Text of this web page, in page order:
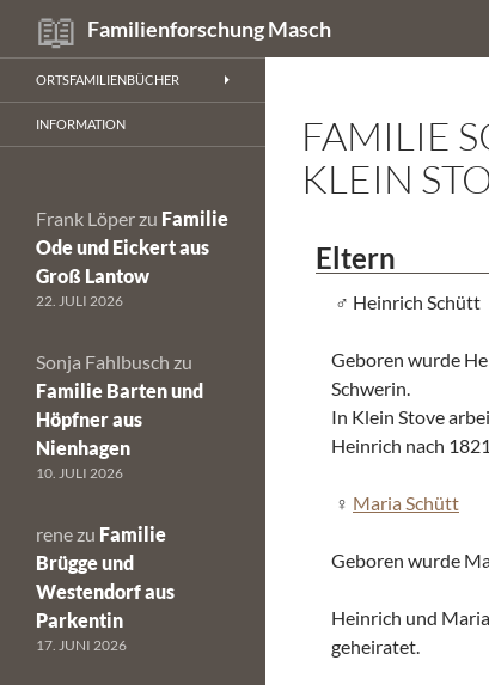
Inhalt
springen
Familienforschung Masch
Suchen
FAMILIE
KLEIN
Eltern
Heinrich Schütt
Geboren wurde
Schwerin.
In Klein Stove
Heinrich nach
Maria Schütt
Geboren wurde
Heinrich und
geheiratet.
ORTSFAMILIENBÜCHER
INFORMATION
Frank Löper zu Familie
Ode und Eickert aus
Groß Lantow
22. JULI 2026
Sonja Fahlbusch zu
Familie Barten und
Höpfner aus
Nienhagen
10. JULI 2026
rene zu Familie
Brügge und
Westendorf aus
Parkentin
17. JUNI 2026